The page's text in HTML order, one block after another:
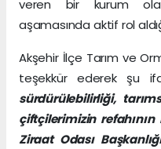
veren bir kurum
aşamasında aktif rol
Akşehir İlçe Tarım ve
teşekkür ederek şu
sürdürülebilirliği,
çiftçilerimizin
Ziraat Odası